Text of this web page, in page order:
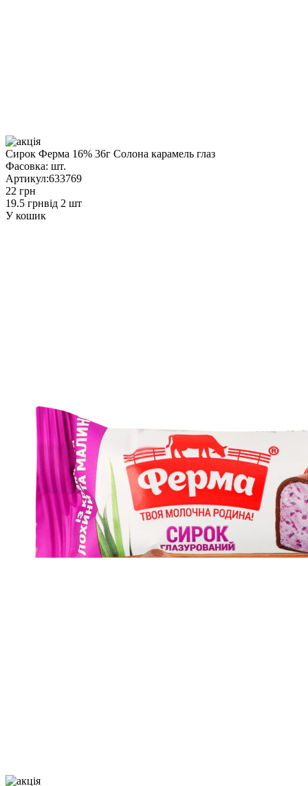
Сирок Ферма 16% 36г Солона карамель глаз
Фасовка: шт.
Артикул:633769
22 грн
19.5 грнвід 2 шт
У кошик